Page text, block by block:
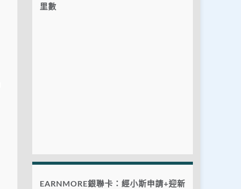
里數
EARNMORE銀聯卡：經小斯申請+迎新